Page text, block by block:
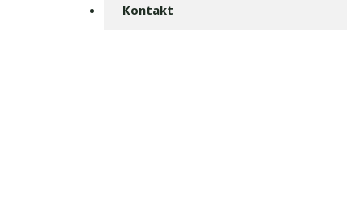
Kontakt